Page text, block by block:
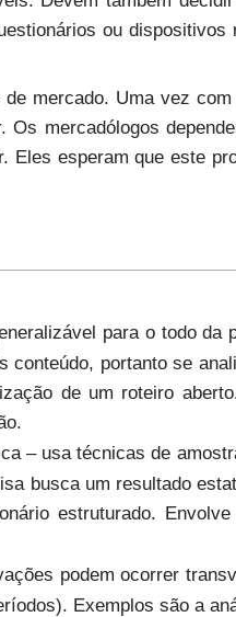
ou dispositivos
mercado. Uma vez
mercadólogos
Eles esperam que este
para o todo da
portanto se
de um roteiro
– usa técnicas de
busca um resultado
estruturado. Envolve
podem ocorrer
Exemplos são a